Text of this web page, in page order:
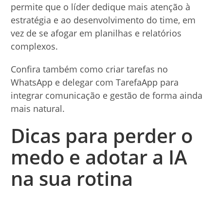
permite que o líder dedique mais atenção à
estratégia e ao desenvolvimento do time, em
vez de se afogar em planilhas e relatórios
complexos.
Confira também como criar tarefas no
WhatsApp e delegar com TarefaApp para
integrar comunicação e gestão de forma ainda
mais natural.
Dicas para perder o
medo e adotar a IA
na sua rotina